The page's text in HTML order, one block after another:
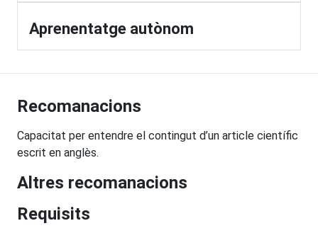
Aprenentatge autònom
Recomanacions
Capacitat per entendre el contingut d’un article científic
escrit en anglès.
Altres recomanacions
Requisits